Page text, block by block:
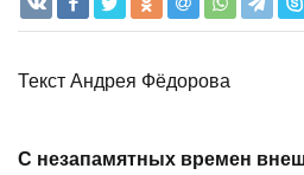
Текст Андрея Фёдорова
С незапамятных времен